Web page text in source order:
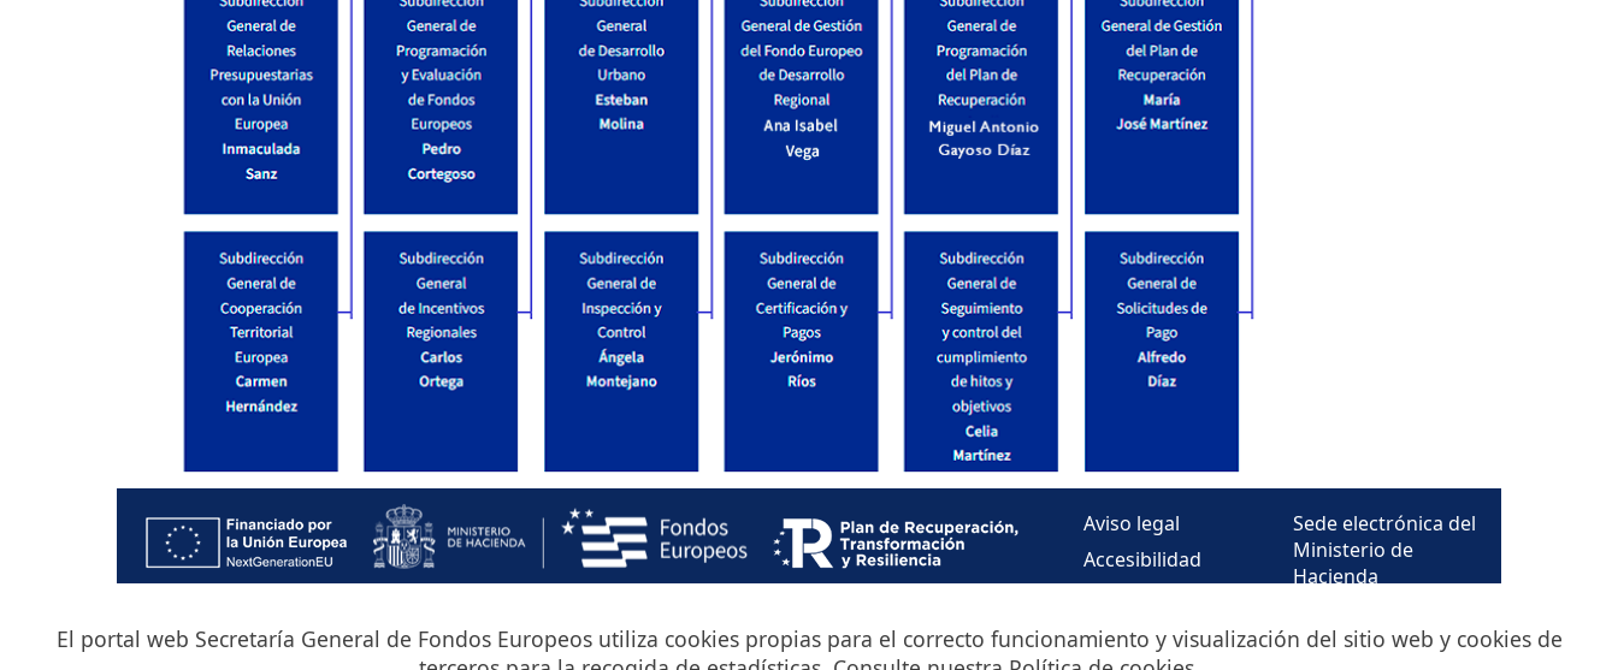
El portal web Secretaría General de Fondos Europeos utiliza cookies propias para el correcto funcionamiento y visualización del sitio web y cookies de
Aviso legal
Accesibilidad
Guía de navegación
Sede electrónica del
Ministerio de
Hacienda
General